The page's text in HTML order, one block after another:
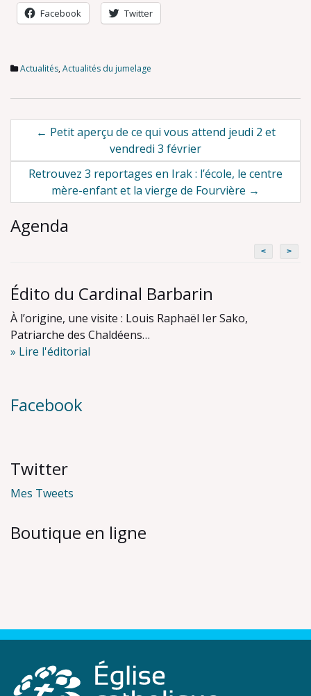
Facebook Twitter
Actualités,Actualités du jumelage
Post
navigation
← Petit aperçu de ce qui vous attend jeudi 2 et
vendredi 3 février
Retrouvez 3 reportages en Irak : l’école, le centre
mère-enfant et la vierge de Fourvière →
Agenda
< >
Édito du Cardinal Barbarin
À l’origine, une visite : Louis Raphaël Ier Sako,
Patriarche des Chaldéens…
» Lire l'éditorial
Facebook
Twitter
Mes Tweets
Boutique en ligne